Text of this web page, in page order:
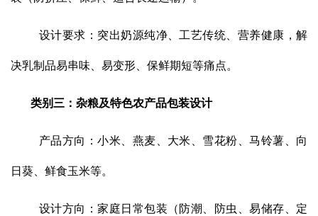
设计要求：突出奶源纯净、工艺传统、营养健康，解
决乳制品易串味、易变形、保鲜期短等痛点。
类别三：杂粮及特色农产品包装设计
产品方向：小米、燕麦、大米、雪花粉、马铃薯、向
日葵、鲜食玉米等。
设计方向：家庭日常包装（防潮、防虫、易储存、定